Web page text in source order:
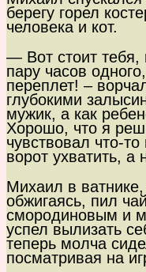
берегу горел
человека и кот.
— Вот стоит тебя,
пару часов
переплет! –
глубокими
мужик, а как
Хорошо, что я
чувствовал что-
ворот ухватить, а
Михаил в
обжигаясь, пил
смородиновым и
успел вылизать
теперь молча
посматривая на